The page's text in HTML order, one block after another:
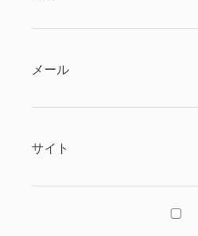
メール
サイト